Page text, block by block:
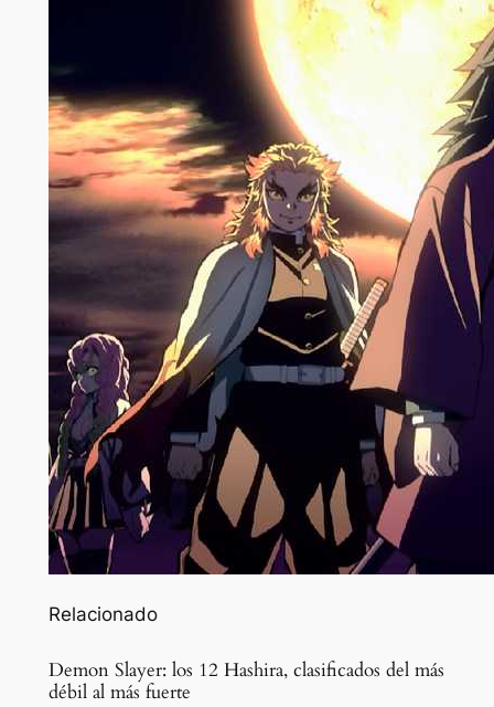
Relacionado
Demon Slayer: los 12 Hashira, clasificados del más
débil al más fuerte